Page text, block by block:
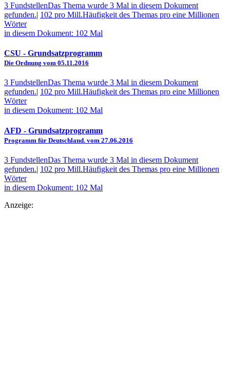
3 FundstellenDas Thema wurde 3 Mal in diesem Dokument
gefunden.| 102 pro Mill.Häufigkeit des Themas pro eine Millionen
Wörter
in diesem Dokument: 102 Mal
CSU - Grundsatzprogramm
Die Ordnung vom 05.11.2016
3 FundstellenDas Thema wurde 3 Mal in diesem Dokument
gefunden.| 102 pro Mill.Häufigkeit des Themas pro eine Millionen
Wörter
in diesem Dokument: 102 Mal
AFD - Grundsatzprogramm
Programm für Deutschland. vom 27.06.2016
3 FundstellenDas Thema wurde 3 Mal in diesem Dokument
gefunden.| 102 pro Mill.Häufigkeit des Themas pro eine Millionen
Wörter
in diesem Dokument: 102 Mal
Anzeige: